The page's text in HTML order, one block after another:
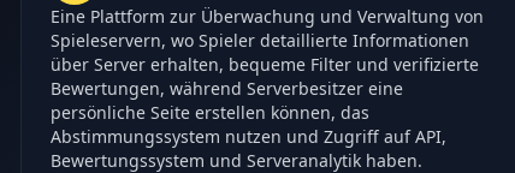
Eine Plattform zur Überwachung und Verwaltung von
Spieleservern, wo Spieler detaillierte Informationen
über Server erhalten, bequeme Filter und verifizierte
Bewertungen, während Serverbesitzer eine
persönliche Seite erstellen können, das
Abstimmungssystem nutzen und Zugriff auf API,
Bewertungssystem und Serveranalytik haben.